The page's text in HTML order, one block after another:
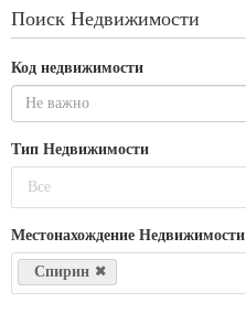
Поиск Недвижимости
Код недвижимости
Тип Недвижимости
Все
Местонахождение Недвижимости
Спирин